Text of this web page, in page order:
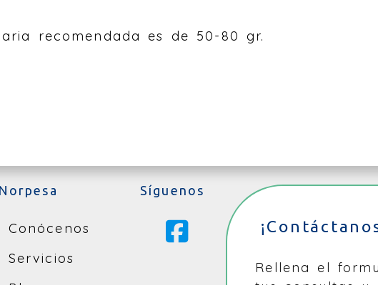
recomendada es de 50-80 gr.
Norpesa
Conócenos
Servicios
Síguenos
Rellena el